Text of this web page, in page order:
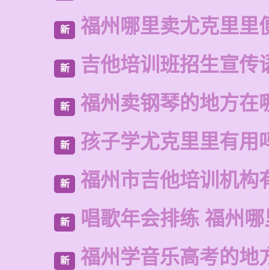
新 福州哪里卖尤克里里
新 吉他培训班招生宣传
新 福州卖钢琴的地方在
新 孩子学尤克里里有用
新 福州市吉他培训机构
新 唱歌年会排练 福州
新 福州学音乐高考的地